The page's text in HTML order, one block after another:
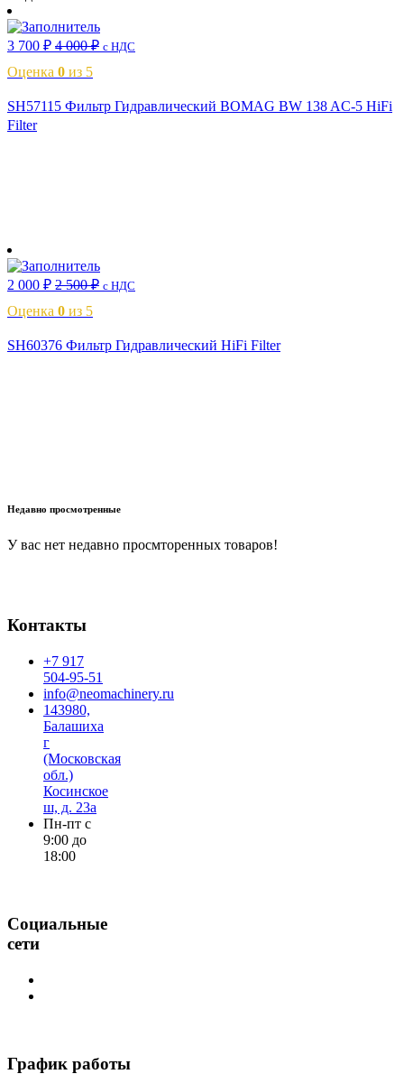
3 700 ₽ 4 000₽ с НДС
Оценка 0 из 5
SH57115 Фильтр Гидравлический BOMAG BW 138 AC-5 HiFi
Filter
2 000 ₽ 2 500₽ с НДС
Оценка 0 из 5
SH60376 Фильтр Гидравлический HiFi Filter
Недавно просмотренные
У вас нет недавно просмторенных товаров!
Контакты
+7 917
504-95-51
info@neomachinery.ru
143980,
Балашиха
г
(Московская
обл.)
Косинское
ш, д. 23а
Пн-пт с
9:00 до
18:00
Социальные
сети
График работы